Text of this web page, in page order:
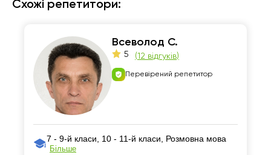
Схожі репетитори:
Всеволод С.
5 (12 відгуків)
Перевірений репетитор
7 - 9-й класи, 10 - 11-й класи, Розмовна мова
Більше